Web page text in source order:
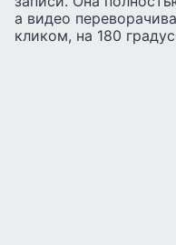
а видео
кликом, на 180